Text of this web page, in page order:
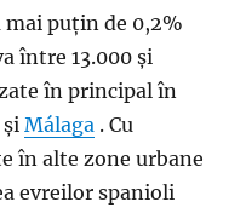
mai puțin de 0,2%
între 13.000 și
în principal în
șiMálaga . Cu
în alte zone urbane
evreilor spanioli